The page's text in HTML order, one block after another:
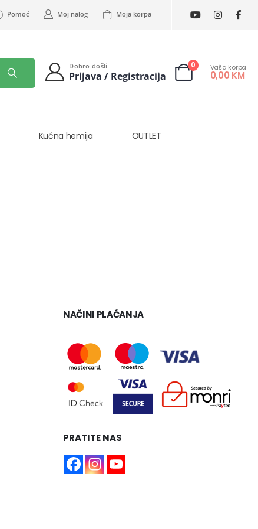
Pomoć Moj nalog Moja korpa
Dobro došli
Prijava / Registracija
0 Vaša korpa
0,00 KM
Kućna hemija OUTLET
NAČINI PLAĆANJA
PRATITE NAS